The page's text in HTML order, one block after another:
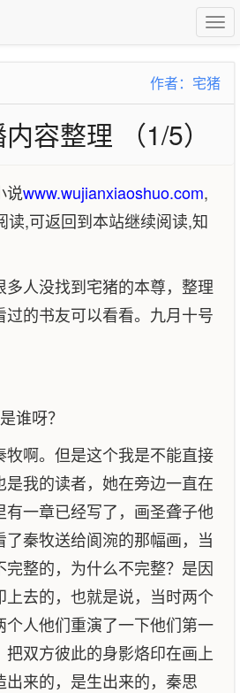
作者：宅猪
容整理 （1/5）
说www.wujianxiaoshuo.com,
读,可返回到本站继续阅读,知
多人没找到宅猪的本尊，整理
的书友可以看看。九月十号
谁呀？
牧啊。但是这个我是不能直接
我的读者，她在旁边一直在
一章已经写了，画圣聋子他
了秦牧送给阆涴的那幅画，当
整的，为什么不完整？是因
上去的，也就是说，当时两个
个人他们重演了一下他们第一
双方彼此的身影烙印在画上
来的，是生出来的，秦思